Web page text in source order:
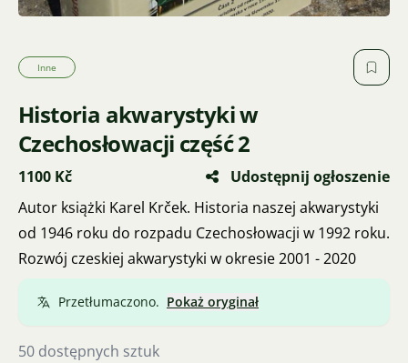
Inne
Historia akwarystyki w
Czechosłowacji część 2
1100 Kč
Udostępnij ogłoszenie
Autor książki Karel Krček. Historia naszej akwarystyki
od 1946 roku do rozpadu Czechosłowacji w 1992 roku.
Rozwój czeskiej akwarystyki w okresie 2001 - 2020
Przetłumaczono. Pokaż oryginał
50 dostępnych sztuk